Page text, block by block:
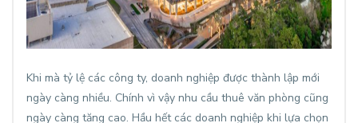
Khi mà tỷ lệ các công ty, doanh nghiệp được thành lập mới
ngày càng nhiều. Chính vì vậy nhu cầu thuê văn phòng cũng
ngày càng tăng cao. Hầu hết các doanh nghiệp khi lựa chọn